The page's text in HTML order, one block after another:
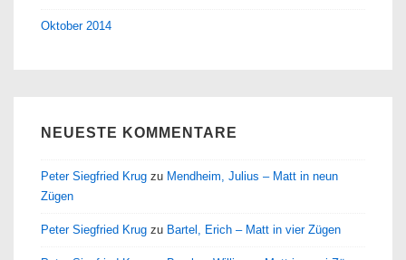
Oktober 2014
NEUESTE KOMMENTARE
Peter Siegfried Krug zu Mendheim, Julius – Matt in neun
Zügen
Peter Siegfried Krug zu Bartel, Erich – Matt in vier Zügen